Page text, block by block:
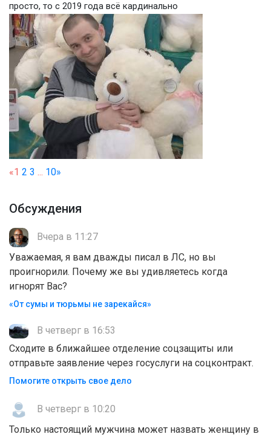
просто, то с 2019 года всё кардинально
«1 2 3 ... 10»
Обсуждения
Вчера в 11:27
Уважаемая, я вам дважды писал в ЛС, но вы
проигнорили. Почему же вы удивляетесь когда
игнорят Вас?
«От сумы и тюрьмы не зарекайся»
В четверг в 16:53
Сходите в ближайшее отделение соцзащиты или
отправьте заявление через госуслуги на соцконтракт.
Помогите открыть свое дело
В четверг в 10:20
Только настоящий мужчина может назвать женщину в